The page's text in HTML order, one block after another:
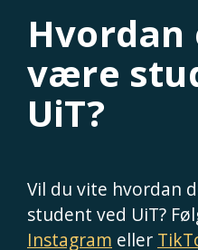
Hvordan
være
UiT?
Vil du vite hvordan
student ved UiT?
Instagram eller